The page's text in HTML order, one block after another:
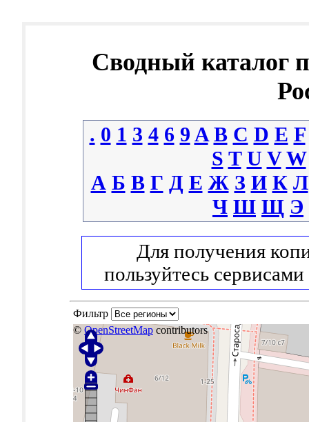
Сводный каталог
. 0 1 3 4 6 9 A B C D E F
S T U V W
А Б В Г Д Е Ж З И К Л
Ч Ш Щ Э
Для получения
пользуйтесь сервисами
Фильтр
© OpenStreetMap contributors